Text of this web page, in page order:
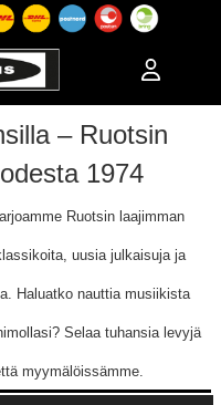
– Ruotsin
1974
Ruotsin laajimman
uusia julkaisuja ja
Haluatko nauttia musiikista
Selaa tuhansia levyjä
myymälöissämme.